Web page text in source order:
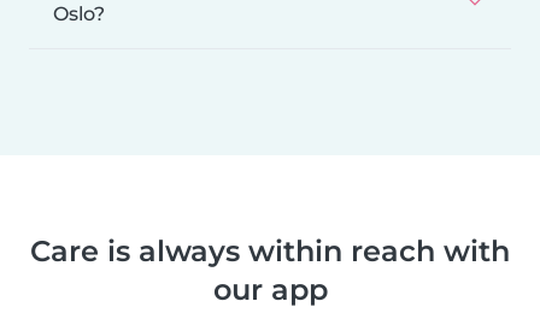
Oslo?
Care is always within reach with
our app